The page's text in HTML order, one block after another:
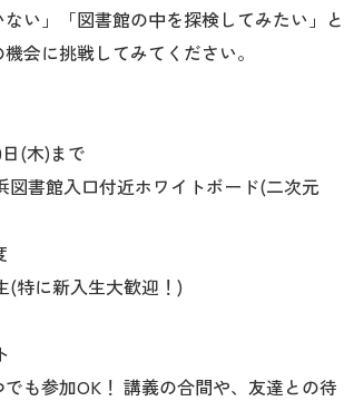
ト
者向け 新入生サイト
ラインショップ
）
ない」「図書館の中を探検してみたい」と
会に挑戦してみてください。
(木)まで
図書館入口付近ホワイトボード(二次元
(特に新入生大歓迎！)
でも参加OK！ 講義の合間や、友達との待